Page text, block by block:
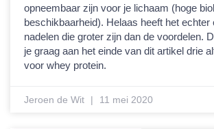
opneembaar zijn voor je lichaam (hoge
beschikbaarheid). Helaas heeft het echter
nadelen die groter zijn dan de voordelen.
je graag aan het einde van dit artikel drie
voor whey protein.
Jeroen de Wit 11 mei 2020